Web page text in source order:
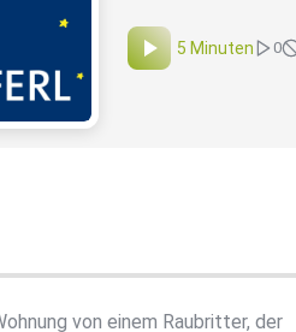
5 Minuten 0
von einem Raubritter, der